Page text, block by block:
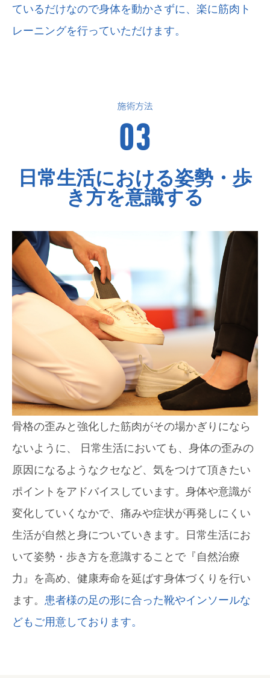
ているだけなので身体を動かさずに、楽に筋肉ト
レーニングを行っていただけます。
日常生活における姿勢・歩
き方を意識する
骨格の歪みと強化した筋肉がその場かぎりになら
ないように、 日常生活においても、身体の歪みの
原因になるようなクセなど、気をつけて頂きたい
ポイントをアドバイスしています。身体や意識が
変化していくなかで、痛みや症状が再発しにくい
生活が自然と身についていきます。日常生活にお
いて姿勢・歩き方を意識することで『自然治療
力』を高め、健康寿命を延ばす身体づくりを行い
ます。 患者様の足の形に合った靴やインソールな
どもご用意しております。